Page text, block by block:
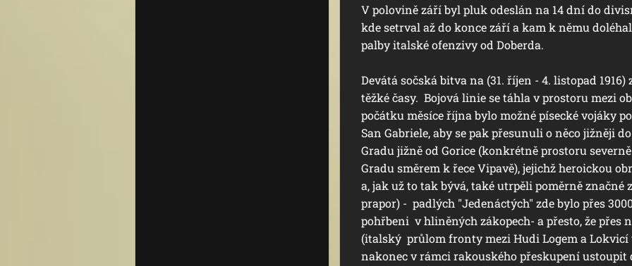
V polovině září byl pluk odeslán na 14 dní do
kde setrval až do konce září a kam k němu
palby italské ofenzivy od Doberda.
Devátá sočská bitva na (31. říjen - 4. listopad
těžké časy. Bojová linie se táhla v prostoru mezi
počátku měsíce října bylo možné písecké vojáky
San Gabriele, aby se pak přesunuli o něco jižněji
Gradu jižně od Gorice (konkrétně prostoru
Gradu směrem k řece Vipavě), jejichž heroickou
a, jak už to tak bývá, také utrpěli poměrně značné
prapor) - padlých "Jedenáctých" zde bylo přes
pohřbeni v hliněných zákopech- a přesto, že přes
(italský průlom fronty mezi Hudi Logem a Lokvicí
nakonec v rámci rakouského přeskupení ustoupit